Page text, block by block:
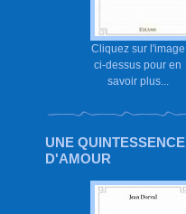
Cliquez sur l'image
ci-dessus pour en
savoir plus...
UNE QUINTESSENCE
D'AMOUR